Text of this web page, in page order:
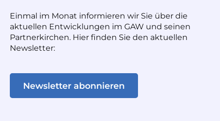
Einmal im Monat informieren wir Sie über die
aktuellen Entwicklungen im GAW und seinen
Partnerkirchen. Hier finden Sie den aktuellen
Newsletter:
Newsletter abonnieren